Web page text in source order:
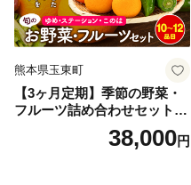
熊本県玉東町
【3ヶ月定期】季節の野菜・
フルーツ詰め合わせセット 1
0〜12品目 《お申込み月の翌
月から出荷開始》ゆめ・ステ
38,000円